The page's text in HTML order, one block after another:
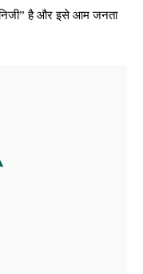
है और इसे आम जनता